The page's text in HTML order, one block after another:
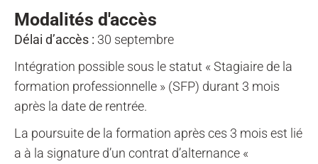
Modalités d'accès
Délai d’accès : 30 septembre
Intégration possible sous le statut « Stagiaire de la
formation professionnelle » (SFP) durant 3 mois
après la date de rentrée.
La poursuite de la formation après ces 3 mois est lié
a à la signature d’un contrat d’alternance «